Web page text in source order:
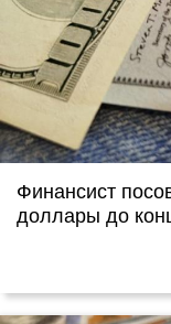
Финансист
доллары до